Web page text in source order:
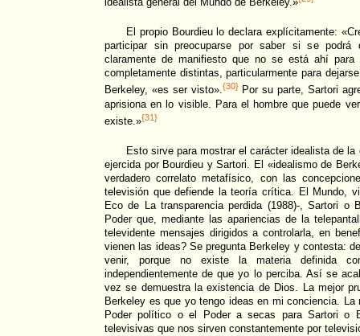
El propio Bourdieu lo declara explícitamente:
participar sin preocuparse por saber si se podrá
claramente de manifiesto que no se está ahí para
completamente distintas, particularmente para
Berkeley, «es ser visto».{30}Por su parte, Sartori
aprisiona en lo visible. Para el hombre que puede
existe.»{31}
Esto sirve para mostrar el carácter idealista de
ejercida por Bourdieu y Sartori. El «idealismo de
verdadero correlato metafísico, con las
televisión que defiende la teoría crítica. El Mundo,
Eco de La transparencia perdida (1988)-, Sartori o
Poder que, mediante las apariencias de la
televidente mensajes dirigidos a controlarla, en
vienen las ideas? Se pregunta Berkeley y contesta:
venir, porque no existe la materia definida
independientemente de que yo lo perciba. Así se
vez se demuestra la existencia de Dios. La mejor
Berkeley es que yo tengo ideas en mi conciencia.
Poder político o el Poder a secas para Sartori o
televisivas que nos sirven constantemente por